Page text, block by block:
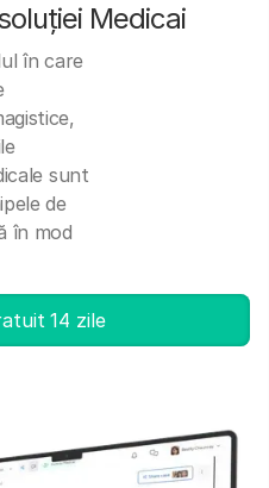
Medicai
în care
sunt
de
în mod
14 zile